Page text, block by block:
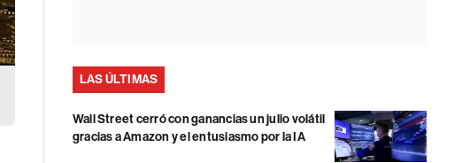
LAS ÚLTIMAS
Wall Street cerró con ganancias un julio volátil
gracias a Amazon y el entusiasmo por la IA